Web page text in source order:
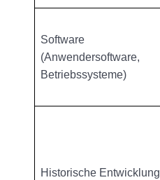
Software
(Anwendersoftware,
Betriebssysteme)
Historische Entwicklung